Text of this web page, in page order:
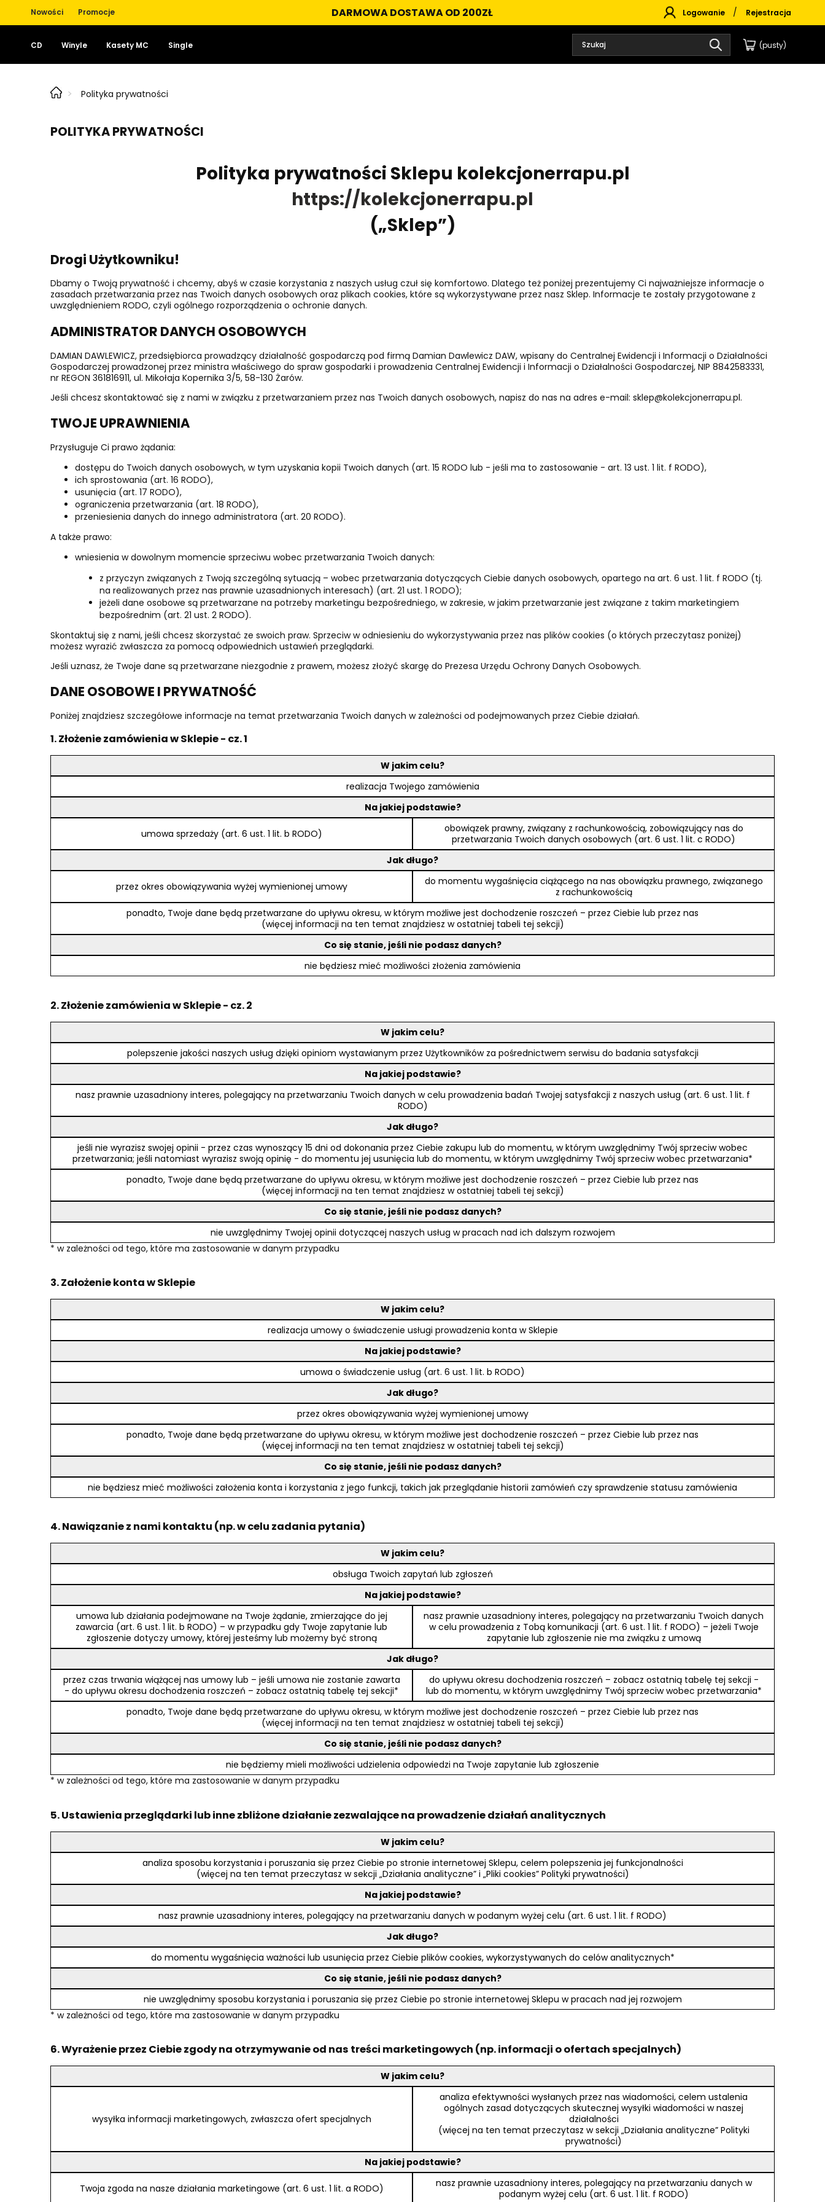
Nowości Promocje DARMOWA DOSTAWA OD 200ZŁ Logowanie Rejestracja
CD Winyle Kasety MC Single (pusty)
> Polityka prywatności
POLITYKA PRYWATNOŚCI
Polityka prywatności Sklepu kolekcjonerrapu.pl
https://kolekcjonerrapu.pl
(„Sklep”)
Drogi Użytkowniku!
Dbamy o Twoją prywatność i chcemy, abyś w czasie korzystania z naszych usług czuł się komfortowo. Dlatego też poniżej prezentujemy Ci najważniejsze informacje o
zasadach przetwarzania przez nas Twoich danych osobowych oraz plikach cookies, które są wykorzystywane przez nasz Sklep. Informacje te zostały przygotowane z
uwzględnieniem RODO, czyli ogólnego rozporządzenia o ochronie danych.
ADMINISTRATOR DANYCH OSOBOWYCH
DAMIAN DAWLEWICZ, przedsiębiorca prowadzący działalność gospodarczą pod firmą Damian Dawlewicz DAW, wpisany do Centralnej Ewidencji i Informacji o Działalności
Gospodarczej prowadzonej przez ministra właściwego do spraw gospodarki i prowadzenia Centralnej Ewidencji i Informacji o Działalności Gospodarczej, NIP 8842583331,
nr REGON 361816911, ul. Mikołaja Kopernika 3/5, 58-130 Żarów.
Jeśli chcesz skontaktować się z nami w związku z przetwarzaniem przez nas Twoich danych osobowych, napisz do nas na adres e-mail: sklep@kolekcjonerrapu.pl.
TWOJE UPRAWNIENIA
Przysługuje Ci prawo żądania:
dostępu do Twoich danych osobowych, w tym uzyskania kopii Twoich danych (art. 15 RODO lub - jeśli ma to zastosowanie - art. 13 ust. 1 lit. f RODO),
ich sprostowania (art. 16 RODO),
usunięcia (art. 17 RODO),
ograniczenia przetwarzania (art. 18 RODO),
przeniesienia danych do innego administratora (art. 20 RODO).
A także prawo:
wniesienia w dowolnym momencie sprzeciwu wobec przetwarzania Twoich danych:
z przyczyn związanych z Twoją szczególną sytuacją – wobec przetwarzania dotyczących Ciebie danych osobowych, opartego na art. 6 ust. 1 lit. f RODO (tj.
na realizowanych przez nas prawnie uzasadnionych interesach) (art. 21 ust. 1 RODO);
jeżeli dane osobowe są przetwarzane na potrzeby marketingu bezpośredniego, w zakresie, w jakim przetwarzanie jest związane z takim marketingiem
bezpośrednim (art. 21 ust. 2 RODO).
Skontaktuj się z nami, jeśli chcesz skorzystać ze swoich praw. Sprzeciw w odniesieniu do wykorzystywania przez nas plików cookies (o których przeczytasz poniżej)
możesz wyrazić zwłaszcza za pomocą odpowiednich ustawień przeglądarki.
Jeśli uznasz, że Twoje dane są przetwarzane niezgodnie z prawem, możesz złożyć skargę do Prezesa Urzędu Ochrony Danych Osobowych.
DANE OSOBOWE I PRYWATNOŚĆ
Poniżej znajdziesz szczegółowe informacje na temat przetwarzania Twoich danych w zależności od podejmowanych przez Ciebie działań.
1. Złożenie zamówienia w Sklepie - cz. 1
W jakim celu?
realizacja Twojego zamówienia
Na jakiej podstawie?
umowa sprzedaży (art. 6 ust. 1 lit. b RODO)
obowiązek prawny, związany z rachunkowością, zobowiązujący nas do
przetwarzania Twoich danych osobowych (art. 6 ust. 1 lit. c RODO)
Jak długo?
przez okres obowiązywania wyżej wymienionej umowy
do momentu wygaśnięcia ciążącego na nas obowiązku prawnego, związanego
z rachunkowością
ponadto, Twoje dane będą przetwarzane do upływu okresu, w którym możliwe jest dochodzenie roszczeń – przez Ciebie lub przez nas
(więcej informacji na ten temat znajdziesz w ostatniej tabeli tej sekcji)
Co się stanie, jeśli nie podasz danych?
nie będziesz mieć możliwości złożenia zamówienia
2. Złożenie zamówienia w Sklepie - cz. 2
W jakim celu?
polepszenie jakości naszych usług dzięki opiniom wystawianym przez Użytkowników za pośrednictwem serwisu do badania satysfakcji
Na jakiej podstawie?
nasz prawnie uzasadniony interes, polegający na przetwarzaniu Twoich danych w celu prowadzenia badań Twojej satysfakcji z naszych usług (art. 6 ust. 1 lit. f
RODO)
Jak długo?
jeśli nie wyrazisz swojej opinii - przez czas wynoszący 15 dni od dokonania przez Ciebie zakupu lub do momentu, w którym uwzględnimy Twój sprzeciw wobec
przetwarzania; jeśli natomiast wyrazisz swoją opinię - do momentu jej usunięcia lub do momentu, w którym uwzględnimy Twój sprzeciw wobec przetwarzania*
ponadto, Twoje dane będą przetwarzane do upływu okresu, w którym możliwe jest dochodzenie roszczeń – przez Ciebie lub przez nas
(więcej informacji na ten temat znajdziesz w ostatniej tabeli tej sekcji)
Co się stanie, jeśli nie podasz danych?
nie uwzględnimy Twojej opinii dotyczącej naszych usług w pracach nad ich dalszym rozwojem
* w zależności od tego, które ma zastosowanie w danym przypadku
3. Założenie konta w Sklepie
W jakim celu?
realizacja umowy o świadczenie usługi prowadzenia konta w Sklepie
Na jakiej podstawie?
umowa o świadczenie usług (art. 6 ust. 1 lit. b RODO)
Jak długo?
przez okres obowiązywania wyżej wymienionej umowy
ponadto, Twoje dane będą przetwarzane do upływu okresu, w którym możliwe jest dochodzenie roszczeń – przez Ciebie lub przez nas
(więcej informacji na ten temat znajdziesz w ostatniej tabeli tej sekcji)
Co się stanie, jeśli nie podasz danych?
nie będziesz mieć możliwości założenia konta i korzystania z jego funkcji, takich jak przeglądanie historii zamówień czy sprawdzenie statusu zamówienia
4. Nawiązanie z nami kontaktu (np. w celu zadania pytania)
W jakim celu?
obsługa Twoich zapytań lub zgłoszeń
Na jakiej podstawie?
umowa lub działania podejmowane na Twoje żądanie, zmierzające do jej
zawarcia (art. 6 ust. 1 lit. b RODO) – w przypadku gdy Twoje zapytanie lub
zgłoszenie dotyczy umowy, której jesteśmy lub możemy być stroną
nasz prawnie uzasadniony interes, polegający na przetwarzaniu Twoich danych
w celu prowadzenia z Tobą komunikacji (art. 6 ust. 1 lit. f RODO) – jeżeli Twoje
zapytanie lub zgłoszenie nie ma związku z umową
Jak długo?
przez czas trwania wiążącej nas umowy lub – jeśli umowa nie zostanie zawarta
- do upływu okresu dochodzenia roszczeń – zobacz ostatnią tabelę tej sekcji*
do upływu okresu dochodzenia roszczeń – zobacz ostatnią tabelę tej sekcji -
lub do momentu, w którym uwzględnimy Twój sprzeciw wobec przetwarzania*
ponadto, Twoje dane będą przetwarzane do upływu okresu, w którym możliwe jest dochodzenie roszczeń – przez Ciebie lub przez nas
(więcej informacji na ten temat znajdziesz w ostatniej tabeli tej sekcji)
Co się stanie, jeśli nie podasz danych?
nie będziemy mieli możliwości udzielenia odpowiedzi na Twoje zapytanie lub zgłoszenie
* w zależności od tego, które ma zastosowanie w danym przypadku
5. Ustawienia przeglądarki lub inne zbliżone działanie zezwalające na prowadzenie działań analitycznych
W jakim celu?
analiza sposobu korzystania i poruszania się przez Ciebie po stronie internetowej Sklepu, celem polepszenia jej funkcjonalności
(więcej na ten temat przeczytasz w sekcji „Działania analityczne” i „Pliki cookies” Polityki prywatności)
Na jakiej podstawie?
nasz prawnie uzasadniony interes, polegający na przetwarzaniu danych w podanym wyżej celu (art. 6 ust. 1 lit. f RODO)
Jak długo?
do momentu wygaśnięcia ważności lub usunięcia przez Ciebie plików cookies, wykorzystywanych do celów analitycznych*
Co się stanie, jeśli nie podasz danych?
nie uwzględnimy sposobu korzystania i poruszania się przez Ciebie po stronie internetowej Sklepu w pracach nad jej rozwojem
* w zależności od tego, które ma zastosowanie w danym przypadku
6. Wyrażenie przez Ciebie zgody na otrzymywanie od nas treści marketingowych (np. informacji o ofertach specjalnych)
W jakim celu?
wysyłka informacji marketingowych, zwłaszcza ofert specjalnych
analiza efektywności wysłanych przez nas wiadomości, celem ustalenia
ogólnych zasad dotyczących skutecznej wysyłki wiadomości w naszej
działalności
(więcej na ten temat przeczytasz w sekcji „Działania analityczne” Polityki
prywatności)
Na jakiej podstawie?
Twoja zgoda na nasze działania marketingowe (art. 6 ust. 1 lit. a RODO)
nasz prawnie uzasadniony interes, polegający na przetwarzaniu danych w
podanym wyżej celu (art. 6 ust. 1 lit. f RODO)